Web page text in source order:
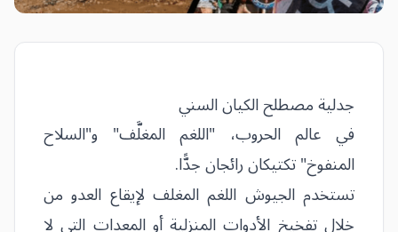
جدلية مصطلح الكيان السني
في عالم الحروب، "اللغم المغلَّف" و"السلاح
المنفوخ" تكتيكان رائجان جدًّا.
تستخدم الجيوش اللغم المغلف لإيقاع العدو من
خلال تفخيخ الأدوات المنزلية أو المعدات التي لا